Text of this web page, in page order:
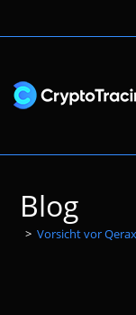
Inhalt
Blog
> Vorsicht vor